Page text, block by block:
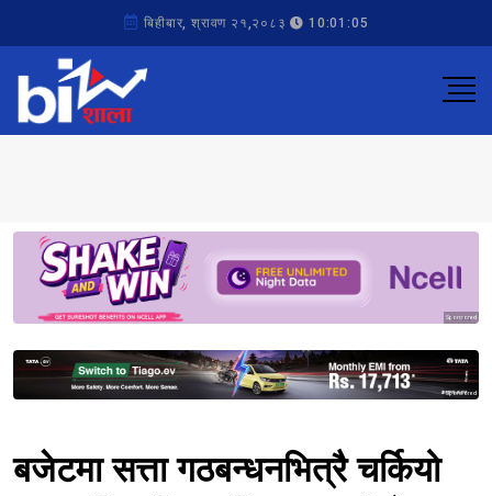
बिहीबार, श्रावण २१,२०८३ 10:01:05
Sponsored
Sponsored
बजेटमा सत्ता गठबन्धनभित्रै चर्कियो